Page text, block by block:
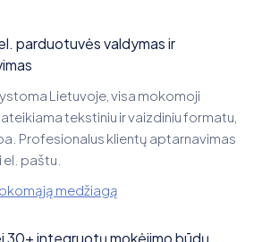
parduotuvės valdymas ir
Lietuvoje, visa mokomoji
tekstiniu ir vaizdiniu formatu,
Profesionalus klientų aptarnavimas
paštu.
medžiagą
30+ integruotų mokėjimo būdų